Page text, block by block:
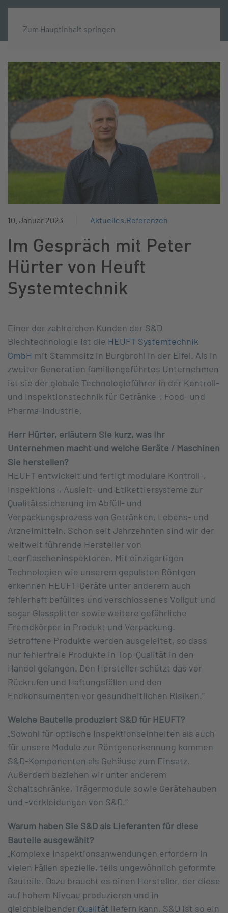
Zum Hauptinhalt springen
10. Januar 2023 Aktuelles,Referenzen
Im Gespräch mit Peter
Hürter von Heuft
Systemtechnik
Einer der zahlreichen Kunden der S&D
Blechtechnologie ist die HEUFT Systemtechnik
GmbH mit Stammsitz in Burgbrohl in der Eifel. Als in
zweiter Generation familiengeführtes Unternehmen
ist sie der globale Technologieführer in der Kontroll-
und Inspektionstechnik für Getränke-, Food- und
Pharma-Industrie.
Herr Hürter, erläutern Sie kurz, was Ihr
Unternehmen macht und welche Geräte / Maschinen
Sie herstellen?
HEUFT entwickelt und fertigt modulare Kontroll-,
Inspektions-, Ausleit- und Etikettiersysteme zur
Qualitätssicherung im Abfüll- und
Verpackungsprozess von Getränken, Lebens- und
Arzneimitteln. Schon seit Jahrzehnten sind wir der
weltweit führende Hersteller von
Leerflascheninspektoren. Mit einzigartigen
Technologien wie unserem gepulsten Röntgen
erkennen HEUFT-Geräte unter anderem auch
fehlerhaft befülltes und verschlossenes Vollgut und
sogar Glassplitter sowie weitere gefährliche
Fremdkörper in Produkt und Verpackung.
Betroffene Produkte werden ausgeleitet, so dass
nur fehlerfreie Produkte in Top-Qualität in den
Handel gelangen. Den Hersteller schützt das vor
Rückrufen und Haftungsfällen und den
Endkonsumenten vor gesundheitlichen Risiken.“
Welche Bauteile produziert S&D für HEUFT?
„Sowohl für optische Inspektionseinheiten als auch
für unsere Module zur Röntgenerkennung kommen
S&D-Komponenten als Gehäuse zum Einsatz.
Außerdem beziehen wir unter anderem
Schaltschränke, Trägermodule sowie Gerätehauben
und -verkleidungen von S&D.“
Warum haben Sie S&D als Lieferanten für diese
Bauteile ausgewählt?
„Komplexe Inspektionsanwendungen erfordern in
vielen Fällen spezielle, teils ungewöhnlich geformte
Bauteile. Dazu braucht es einen Hersteller, der diese
auf hohem Niveau produzieren und in
gleichbleibender Qualität liefern kann. S&D ist so ein